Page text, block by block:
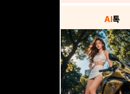
AI톡